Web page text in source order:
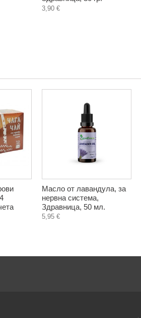
3,90 €
Масло от лавандула, за
нервна система,
Здравница, 50 мл.
5,95 €